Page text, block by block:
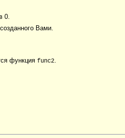
0.
Вами.
функция func2